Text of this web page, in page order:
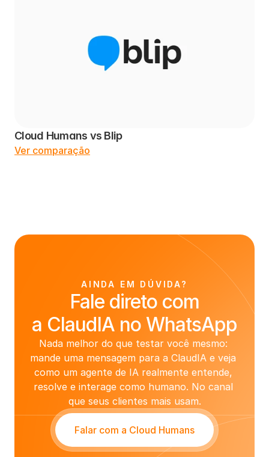
Cloud Humans vs Blip
Ver comparação
AINDA EM DÚVIDA?
Fale direto com
a ClaudIA no WhatsApp
Nada melhor do que testar você mesmo:
mande uma mensagem para a ClaudIA e veja
como um agente de IA realmente entende,
resolve e interage como humano. No canal
que seus clientes mais usam.
Falar com a Cloud Humans